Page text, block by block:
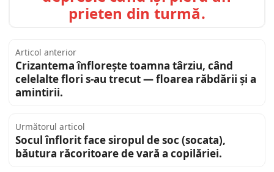
prieten din turmă.
Articol anterior
Crizantema înflorește toamna târziu, când
celelalte flori s-au trecut — floarea răbdării și a
amintirii.
Următorul articol
Socul înflorit face siropul de soc (socata),
băutura răcoritoare de vară a copilăriei.